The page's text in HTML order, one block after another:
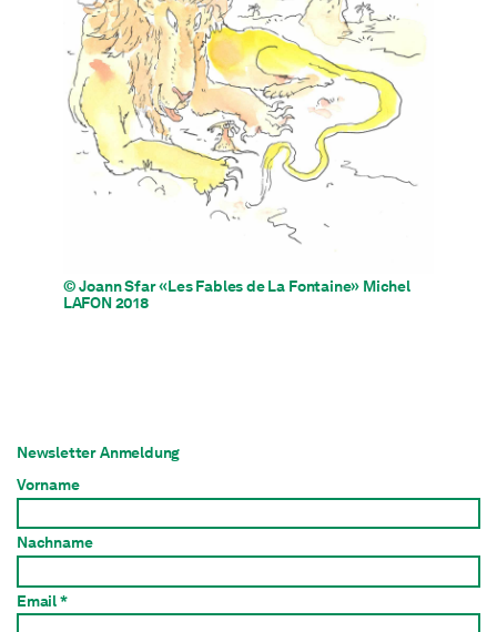
© Joann Sfar «Les Fables de La Fontaine» Michel
LAFON 2018
Newsletter Anmeldung
Vorname
Nachname
Email *